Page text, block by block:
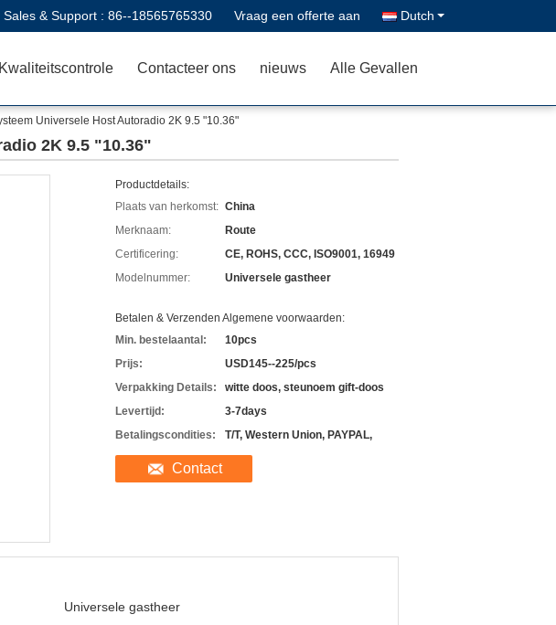
Sales & Support : 86--18565765330 Vraag een offerte aan Dutch
Kwaliteitscontrole Contacteer ons nieuws Alle Gevallen
Universele Host Autoradio 2K 9.5 "10.36"
2K 9.5 "10.36"
Productdetails:
Plaats van herkomst: China
Merknaam:
Route
Certificering:
CE, ROHS, CCC, ISO9001, 16949
Modelnummer:
Universele gastheer
Betalen & Verzenden Algemene voorwaarden:
Min. bestelaantal:
10pcs
Prijs:
USD145--225/pcs
Verpakking Details:
witte doos, steunoem gift-doos
Levertijd:
3-7days
Betalingscondities:
T/T, Western Union, PAYPAL,
Contact
Universele gastheer